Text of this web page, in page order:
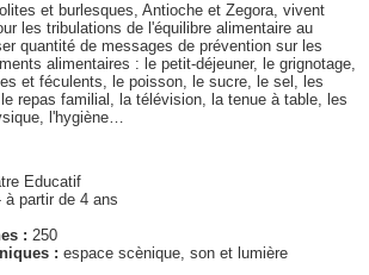
et burlesques, Antioche et Zegora, vivent
les tribulations de l'équilibre alimentaire au
quantité de messages de prévention sur les
alimentaires : le petit-déjeuner, le grignotage,
et féculents, le poisson, le sucre, le sel, les
repas familial, la télévision, la tenue à table, les
l'hygiène…
Educatif
à partir de 4 ans
: 250
: espace scènique, son et lumière